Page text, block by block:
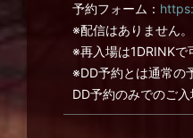
予約フォーム：
※配信はありません。
※再入場は1DRINKで
※DD予約とは通常の
DD予約のみでのご